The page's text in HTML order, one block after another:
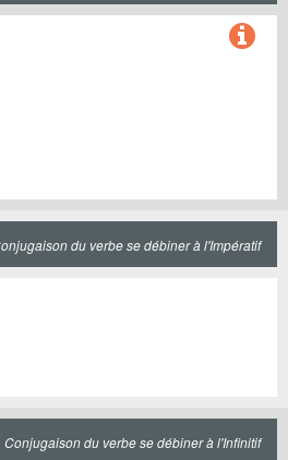
du verbe se débiner à l'Impératif
Conjugaison du verbe se débiner à l'Infinitif